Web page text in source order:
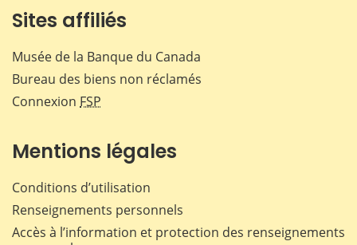
Sites affiliés
Musée de la Banque du Canada
Bureau des biens non réclamés
Connexion FSP
Mentions légales
Conditions d’utilisation
Renseignements personnels
Accès à l’information et protection des renseignements